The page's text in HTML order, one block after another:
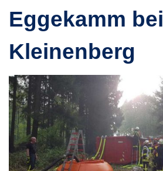
Eggekamm bei
Kleinenberg